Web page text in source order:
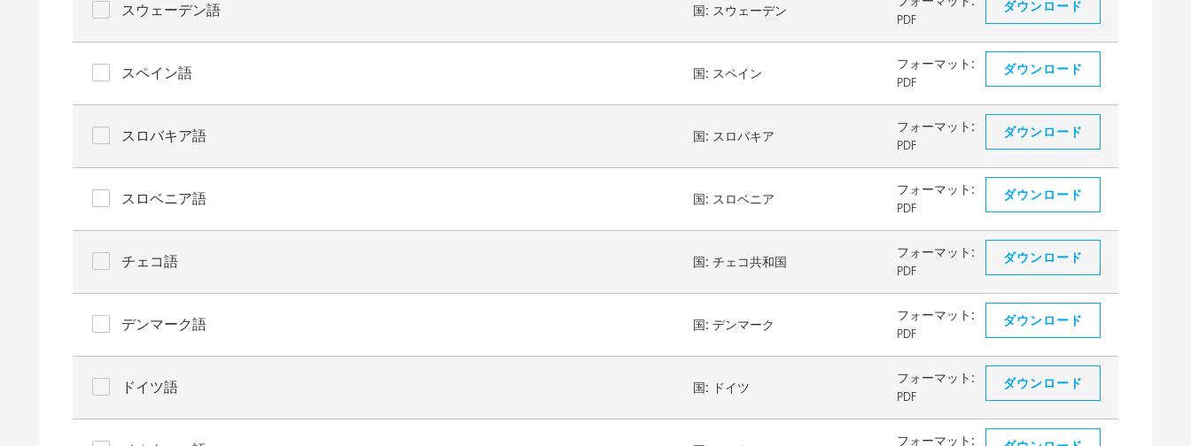
スウェーデン語 国: スウェーデン
PDF
ダウンロード
スペイン語 国: スペイン
フォーマット:
PDF
ダウンロード
スロバキア語 国: スロバキア
フォーマット:
PDF
ダウンロード
スロベニア語 国: スロベニア
フォーマット:
PDF
ダウンロード
チェコ語 国: チェコ共和国
フォーマット:
PDF
ダウンロード
デンマーク語 国: デンマーク
フォーマット:
PDF
ダウンロード
ドイツ語 国: ドイツ
フォーマット:
PDF
ダウンロード
フォーマット: